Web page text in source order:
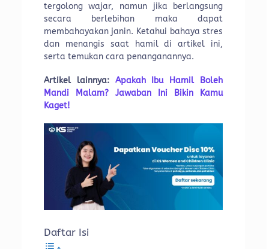
tergolong wajar, namun jika berlangsung
secara berlebihan maka dapat
membahayakan janin. Ketahui bahaya stres
dan menangis saat hamil di artikel ini,
serta temukan cara penanganannya.
Artikel lainnya: Apakah Ibu Hamil Boleh
Mandi Malam? Jawaban Ini Bikin Kamu
Kaget!
Daftar Isi